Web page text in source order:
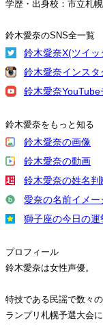
学歴・出身校：市立札
鈴木愛奈のSNS全一覧
鈴木愛奈X(ツイッ
鈴木愛奈インスタ
鈴木愛奈
鈴木愛奈をもっと知る
鈴木愛奈の画像
鈴木愛奈の動画
鈴木愛奈の姓名判
愛奈の名前イメー
獅子座の今日の運
プロフィール
鈴木愛奈は女性声優。
特技である民謡で数々
ランプリ札幌予選大会